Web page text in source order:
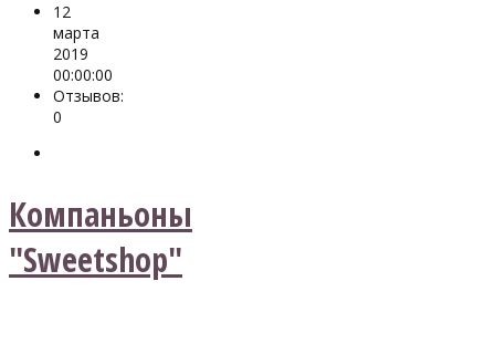
12
марта
2019
00:00:00
Отзывов:
0
Компаньоны
"Sweetshop"